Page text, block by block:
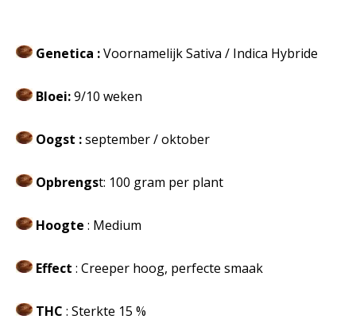
Genetica :Voornamelijk Sativa / Indica Hybride
Bloei:9/10 weken
Oogst :september / oktober
Opbrengst: 100 gram per plant
Hoogte : Medium
Effect : Creeper hoog, perfecte smaak
THC : Sterkte 15 %